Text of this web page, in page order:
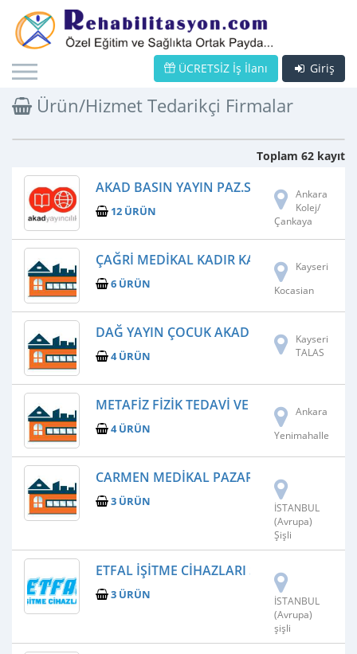
Giriş
ÜCRETSİZ İş İlanı
Ürün/Hizmet Tedarikçi Firmalar
Toplam 62 kayıt
AKAD BASIN YAYIN PAZ.SAN.TIC.LTD.ŞTI.
12 ÜRÜN
Ankara
Kolej/
Çankaya
ÇAĞRI MEDIKAL KADIR KARAKOCLUOGLU
6 ÜRÜN
Kayseri
Kocasian
DAĞ YAYIN ÇOCUK AKADEMISI
4 ÜRÜN
Kayseri
TALAS
METAFIZ FIZIK TEDAVI VE
4 ÜRÜN
Ankara
Yenimahalle
CARMEN MEDIKAL PAZARLAMA LTD.ŞTI.
3 ÜRÜN
İSTANBUL
(Avrupa)
Şişli
ETFAL IŞITME CIHAZLARI SIEMENS SIGNIA
3 ÜRÜN
İSTANBUL
(Avrupa)
şişli